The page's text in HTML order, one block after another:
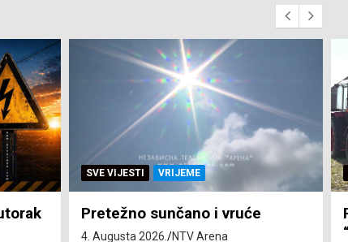
SVE VIJESTI ZEMLJA
Pravo na subvenciju za traktor
“Belarus” ostvarila 84 korisnika